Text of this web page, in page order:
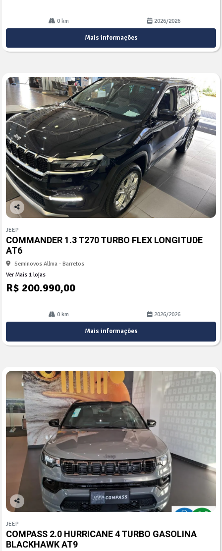
0 km 2026/2026
Mais informações
Co
arti
lhe
JEEP
COMMANDER 1.3 T270 TURBO FLEX LONGITUDE
AT6
Seminovos Allma - Barretos
Ver Mais 1 lojas
R$ 200.990,00
0 km 2026/2026
Mais informações
Co
arti
lhe
JEEP
COMPASS 2.0 HURRICANE 4 TURBO GASOLINA
BLACKHAWK AT9